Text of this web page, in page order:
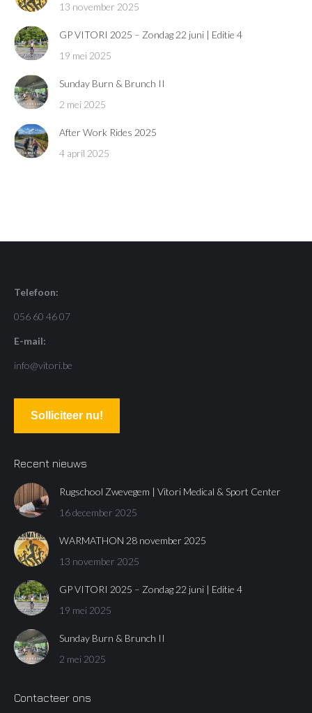
13 november 2025
GP VITORI 2025 – Zondag 22 juni | Editie 4
19 mei 2025
Sunday Burn & Brunch II
2 mei 2025
After Work Rides 2025
4 april 2025
Telefoon:
056 60 46 07
E-mail:
info@vitori.be
Solliciteer nu!
Recent nieuws
Rugschool Zwevegem | Vitori Medical & Sport Center
16 december 2025
WARMATHON 28 november 2025
13 november 2025
GP VITORI 2025 – Zondag 22 juni | Editie 4
19 mei 2025
Sunday Burn & Brunch II
2 mei 2025
Contacteer ons